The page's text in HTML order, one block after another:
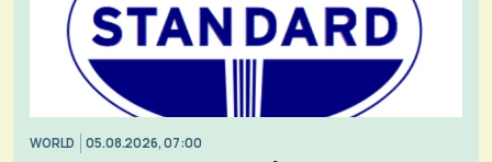
WORLD 05.08.2026, 07:00